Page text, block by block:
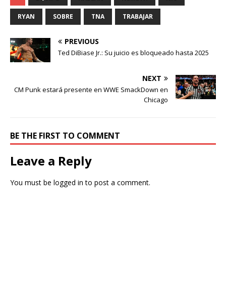
RYAN SOBRE TNA TRABAJAR
PREVIOUS
Ted DiBiase Jr.: Su juicio es bloqueado hasta 2025
NEXT
CM Punk estará presente en WWE SmackDown en
Chicago
BE THE FIRST TO COMMENT
Leave a Reply
You must be logged in to post a comment.